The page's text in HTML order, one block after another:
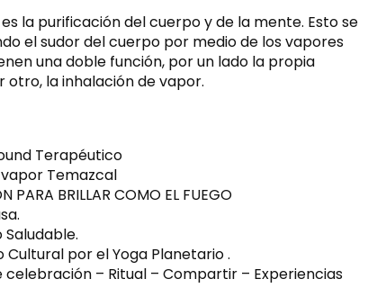
la purificación del cuerpo y de la mente. Esto se
el sudor del cuerpo por medio de los vapores
una doble función, por un lado la propia
otro, la inhalación de vapor.
Terapéutico
vapor Temazcal
PARA BRILLAR COMO EL FUEGO
Cultural por el Yoga Planetario .
celebración – Ritual – Compartir – Experiencias